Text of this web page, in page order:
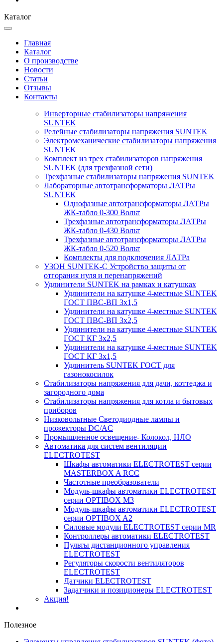
Каталог
Главная
Каталог
О производстве
Новости
Статьи
Отзывы
Контакты
Инверторные стабилизаторы напряжения
SUNTEK
Релейные стабилизаторы напряжения SUNTEK
Электромеханические стабилизаторы напряжения
SUNTEK
Комплект из трех стабилизаторов напряжения
SUNTEK (для трехфазной сети)
Трехфазные стабилизаторы напряжения SUNTEK
Лабораторные автотрансформаторы ЛАТРы
SUNTEK
Однофазные автотрансформаторы ЛАТРы
ЖК-табло 0-300 Вольт
Трехфазные автотрансформаторы ЛАТРы
ЖК-табло 0-430 Вольт
Трехфазные автотрансформаторы ЛАТРы
ЖК-табло 0-520 Вольт
Комплекты для подключения ЛАТРа
УЗОН SUNTEK-C Устройство защиты от
отгорания нуля и перенапряжений
Удлинители SUNTEK на рамках и катушках
Удлинители на катушке 4-местные SUNTEK
ГОСТ ПВС-ВП 3х1,5
Удлинители на катушке 4-местные SUNTEK
ГОСТ ПВС-ВП 3х2,5
Удлинители на катушке 4-местные SUNTEK
ГОСТ КГ 3х2,5
Удлинители на катушке 4-местные SUNTEK
ГОСТ КГ 3х1,5
Удлинитель SUNTEK ГОСТ для
газонокосилок
Стабилизаторы напряжения для дачи, коттеджа и
загородного дома
Стабилизаторы напряжения для котла и бытовых
приборов
Низковольтные Светодиодные лампы и
прожекторы DC/AC
Промышленное освещение- Колокол, НЛО
Автоматика для систем вентиляции
ELECTROTEST
Шкафы автоматики ELECTROTEST серии
MASTERBOX A RCC
Частотные преобразователи
Модуль-шкафы автоматики ELECTROTEST
серии OPTIBOX M3
Модуль-шкафы автоматики ELECTROTEST
серии OPTIBOX A2
Силовые модули ELECTROTEST серии MR
Контроллеры автоматики ELECTROTEST
Пульты дистанционного управления
ELECTROTEST
Регуляторы скорости вентиляторов
ELECTROTEST
Датчики ELECTROTEST
Задатчики и позиционеры ELECTROTEST
Акция!
Полезное